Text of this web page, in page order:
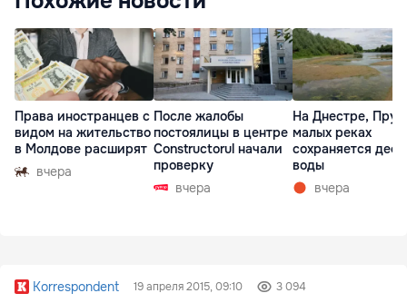
Права иностранцев с
видом на жительство
в Молдове расширят
вчера
После жалобы
постоялицы в центре
Constructorul начали
проверку
вчера
На Днестре,
малых реках
сохраняется
воды
вчера
Korrespondent 19 апреля 2015, 09:10 3 094